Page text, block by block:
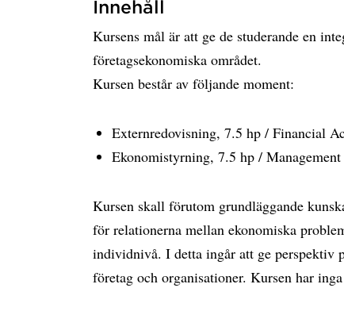
Innehåll
Kursens mål är att ge de studerande en
företagsekonomiska området.
Kursen består av följande moment:
Externredovisning, 7.5 hp / Financial
Ekonomistyrning, 7.5 hp /
Kursen skall förutom grundläggande
för relationerna mellan ekonomiska
individnivå. I detta ingår att ge perspektiv
företag och organisationer. Kursen har